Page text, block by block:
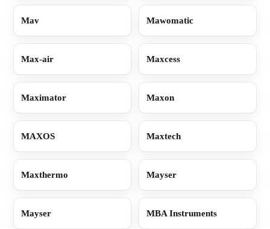
Mav Mawomatic
Max-air Maxcess
Maximator Maxon
MAXOS Maxtech
Maxthermo Mayser
Mayser MBA Instruments